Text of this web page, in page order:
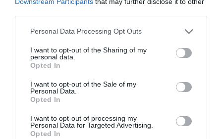
Personal Data Processing Opt Outs
I want to opt-out of the Sharing of my
personal data.
Opted In
I want to opt-out of the Sale of my
Personal Data.
Opted In
I want to opt-out of processing my
Personal Data for Targeted Advertising.
Opted In
historia, de poner la verdadera, de
desmontar la falsificación, es un trabajo
cristiano"
por Hispanidad
Artículos anteriores
DIARIO DE LA CORRUPCIÓN SANCHISTA
Diario de la corrupción sanchista. Bolaños
se reunió en el año 2025 hasta seis veces
con Zapatero, mientras se desarrollaba la